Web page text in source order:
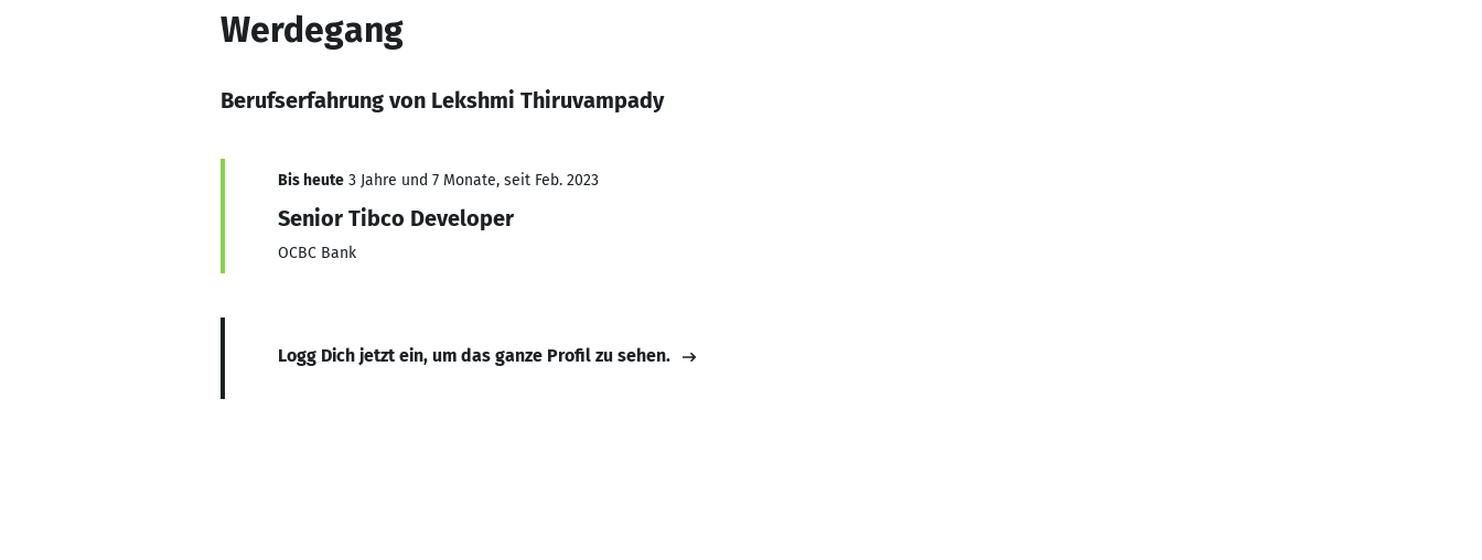
Werdegang
Berufserfahrung von Lekshmi Thiruvampady
Bis heute 3 Jahre und 7 Monate, seit Feb. 2023
Senior Tibco Developer
OCBC Bank
Logg Dich jetzt ein, um das ganze Profil zu sehen.